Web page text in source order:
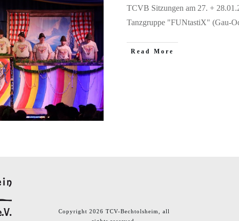
TCVB Sitzungen am 27. +
Tanzgruppe "FUNtastiX" (Gau-
​Read More
Copyright2026 TCV-Bechtolsheim
, all